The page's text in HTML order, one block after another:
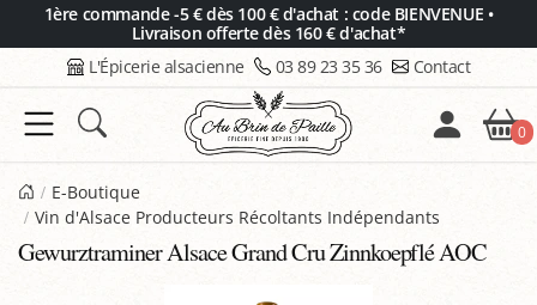
1ère commande -5 € dès 100 € d'achat : code BIENVENUE •
Livraison offerte dès 160 € d'achat*
L'Épicerie alsacienne 03 89 23 35 36 Contact
0
E-Boutique
Vin d'Alsace Producteurs Récoltants Indépendants
Gewurztraminer Alsace Grand Cru Zinnkoepflé AOC
Panneau de gestion des cookies